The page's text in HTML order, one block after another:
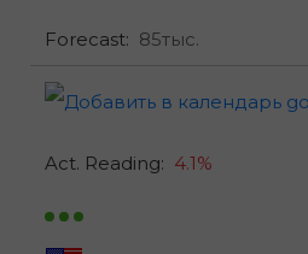
Forecast: 85тыс.
Act. Reading: 4.1%